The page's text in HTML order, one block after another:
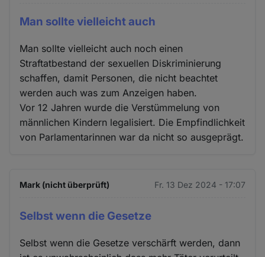
Man sollte vielleicht auch
Man sollte vielleicht auch noch einen
Straftatbestand der sexuellen Diskriminierung
schaffen, damit Personen, die nicht beachtet
werden auch was zum Anzeigen haben.
Vor 12 Jahren wurde die Verstümmelung von
männlichen Kindern legalisiert. Die Empfindlichkeit
von Parlamentarinnen war da nicht so ausgeprägt.
Mark (nicht überprüft) Fr. 13 Dez 2024 - 17:07
Selbst wenn die Gesetze
Selbst wenn die Gesetze verschärft werden, dann